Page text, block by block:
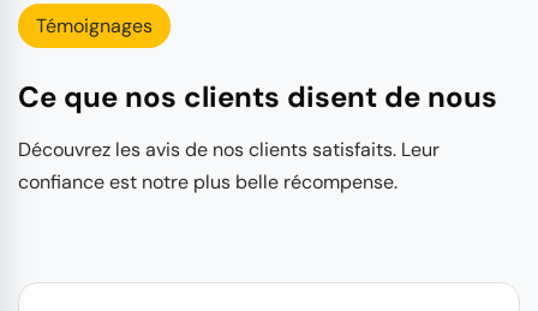
Témoignages
Ce que nos clients disent de nous
Découvrez les avis de nos clients satisfaits. Leur
confiance est notre plus belle récompense.